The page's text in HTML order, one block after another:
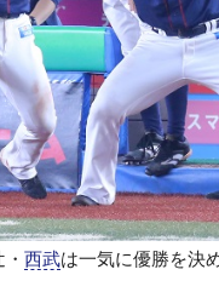
西武は一気に優勝を決